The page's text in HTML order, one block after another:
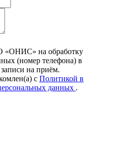
«ОНИС» на обработку
(номер телефона) в
на приём.
с Политикой в
данных .